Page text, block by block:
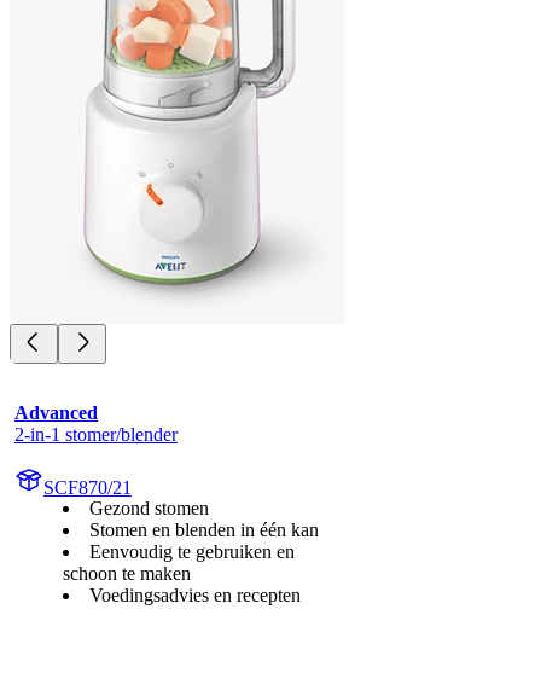
Advanced
2-in-1 stomer/blender
SCF870/21
Gezond stomen
Stomen en blenden in één kan
Eenvoudig te gebruiken en
schoon te maken
Voedingsadvies en recepten